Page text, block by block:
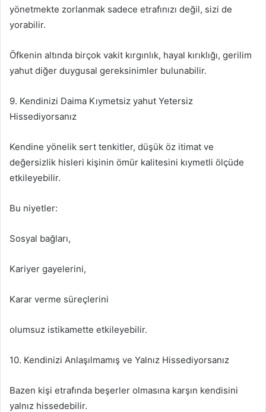
yönetmekte zorlanmak sadece etrafınızı değil, sizi de
yorabilir.
Öfkenin altında birçok vakit kırgınlık, hayal kırıklığı, gerilim
yahut diğer duygusal gereksinimler bulunabilir.
9. Kendinizi Daima Kıymetsiz yahut Yetersiz
Hissediyorsanız
Kendine yönelik sert tenkitler, düşük öz itimat ve
değersizlik hisleri kişinin ömür kalitesini kıymetli ölçüde
etkileyebilir.
Bu niyetler:
Sosyal bağları,
Kariyer gayelerini,
Karar verme süreçlerini
olumsuz istikamette etkileyebilir.
10. Kendinizi Anlaşılmamış ve Yalnız Hissediyorsanız
Bazen kişi etrafında beşerler olmasına karşın kendisini
yalnız hissedebilir.